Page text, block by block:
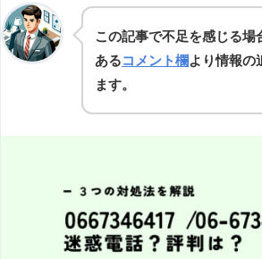
この記事で不足を感じる場
あるコメント欄より情報の
ます。